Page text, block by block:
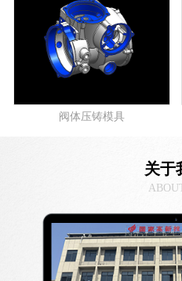
阀体压铸模具
关于